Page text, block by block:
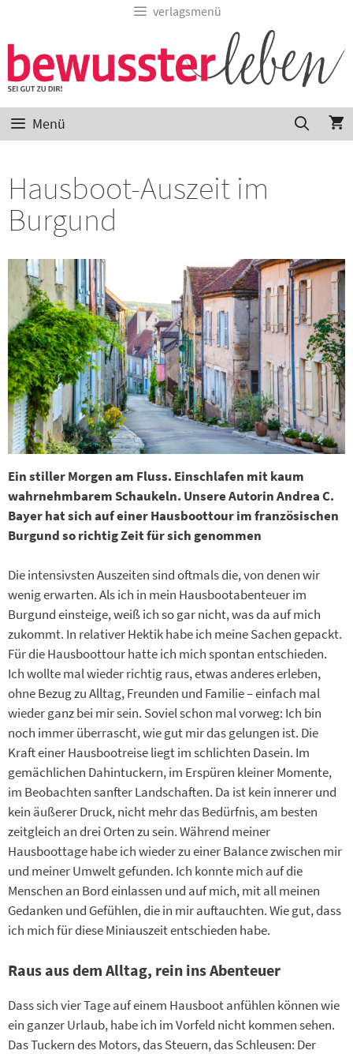
verlagsmenü
Menü
Hausboot-Auszeit im
Burgund
Ein stiller Morgen am Fluss. Einschlafen mit kaum
wahrnehmbarem Schaukeln. Unsere Autorin Andrea C.
Bayer hat sich auf einer Hausboottour im französischen
Burgund so richtig Zeit für sich genommen
Die intensivsten Auszeiten sind oftmals die, von denen wir
wenig erwarten. Als ich in mein Hausbootabenteuer im
Burgund einsteige, weiß ich so gar nicht, was da auf mich
zukommt. In relativer Hektik habe ich meine Sachen gepackt.
Für die Hausboottour hatte ich mich spontan entschieden.
Ich wollte mal wieder richtig raus, etwas anderes erleben,
ohne Bezug zu Alltag, Freunden und Familie – einfach mal
wieder ganz bei mir sein. Soviel schon mal vorweg: Ich bin
noch immer überrascht, wie gut mir das gelungen ist. Die
Kraft einer Hausbootreise liegt im schlichten Dasein. Im
gemächlichen Dahintuckern, im Erspüren kleiner Momente,
im Beobachten sanfter Landschaften. Da ist kein innerer und
kein äußerer Druck, nicht mehr das Bedürfnis, am besten
zeitgleich an drei Orten zu sein. Während meiner
Hausboottage habe ich wieder zu einer Balance zwischen mir
und meiner Umwelt gefunden. Ich konnte mich auf die
Menschen an Bord einlassen und auf mich, mit all meinen
Gedanken und Gefühlen, die in mir auftauchten. Wie gut, dass
ich mich für diese Miniauszeit entschieden habe.
Raus aus dem Alltag, rein ins Abenteuer
Dass sich vier Tage auf einem Hausboot anfühlen können wie
ein ganzer Urlaub, habe ich im Vorfeld nicht kommen sehen.
Das Tuckern des Motors, das Steuern, das Schleusen: Der